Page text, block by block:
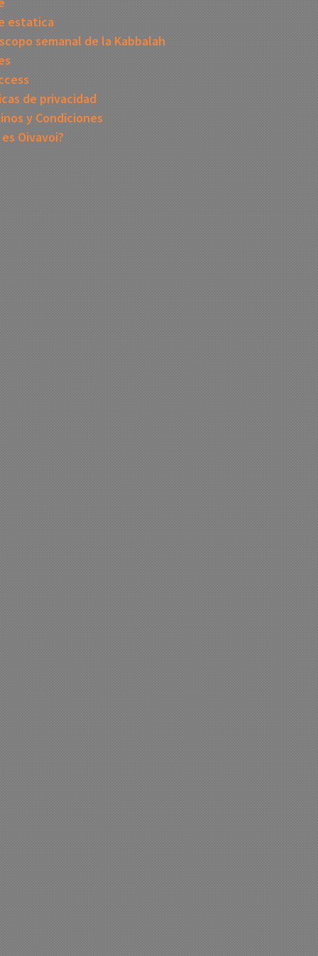
estatica
semanal de la Kabbalah
de privacidad
y Condiciones
es Oivavoi?